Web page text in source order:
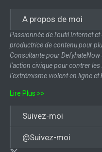
A propos de moi
Passionnée de l’outil Internet
productrice de contenu pour
Consultante pour
l’action civique pour contrer
l’extrémisme violent en ligne et
Lire Plus >>
Suivez-moi
@Suivez-moi